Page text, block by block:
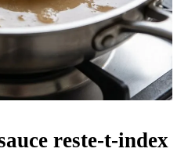
reste-t-index